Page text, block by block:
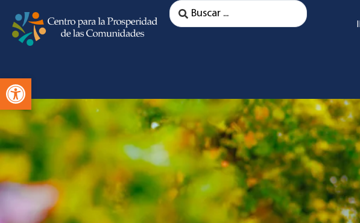
Abra la barra de herramientas